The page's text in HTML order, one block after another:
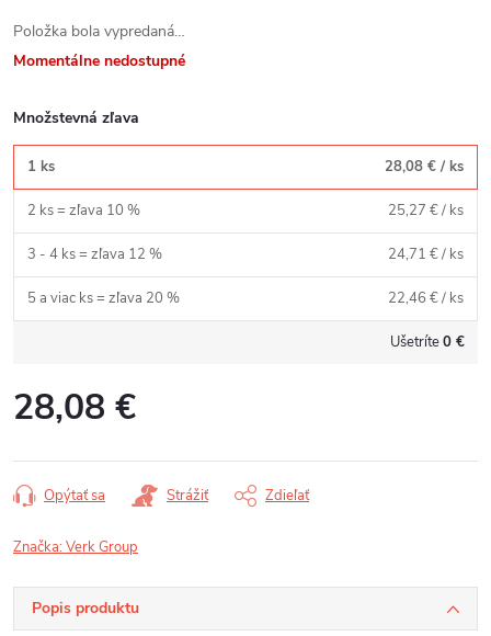
Položka bola vypredaná…
Momentálne nedostupné
Množstevná zľava
1 ks 28,08 € / ks
2 ks = zľava 10 % 25,27 €/ ks
3 - 4 ks = zľava 12 % 24,71 €/ ks
5 a viac ks = zľava 20 % 22,46 €/ ks
Ušetríte0 €
28,08 €
cena:
Opýtať sa Strážiť Zdieľať
Značka:Verk Group
Popis produktu